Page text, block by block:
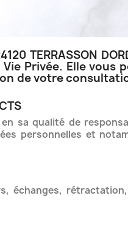
Privée. Elle vous
de votre
sa qualité de
personnelles et
échanges,